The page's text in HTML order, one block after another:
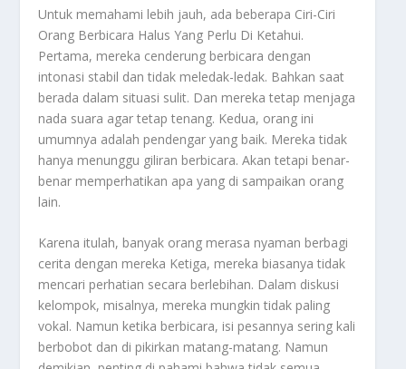
Untuk memahami lebih jauh, ada beberapa Ciri-Ciri
Orang Berbicara Halus Yang Perlu Di Ketahui.
Pertama, mereka cenderung berbicara dengan
intonasi stabil dan tidak meledak-ledak. Bahkan saat
berada dalam situasi sulit. Dan mereka tetap menjaga
nada suara agar tetap tenang. Kedua, orang ini
umumnya adalah pendengar yang baik. Mereka tidak
hanya menunggu giliran berbicara. Akan tetapi benar-
benar memperhatikan apa yang di sampaikan orang
lain.
Karena itulah, banyak orang merasa nyaman berbagi
cerita dengan mereka Ketiga, mereka biasanya tidak
mencari perhatian secara berlebihan. Dalam diskusi
kelompok, misalnya, mereka mungkin tidak paling
vokal. Namun ketika berbicara, isi pesannya sering kali
berbobot dan di pikirkan matang-matang. Namun